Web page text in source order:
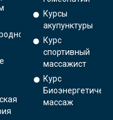
Курсы
акупунктуры
Курс
спортивный
массажист
Курс
массаж